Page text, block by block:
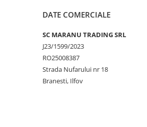
DATE COMERCIALE
SC MARANU TRADING SRL
J23/1599/2023
RO25008387
Strada Nufarului nr 18
Branesti, Ilfov